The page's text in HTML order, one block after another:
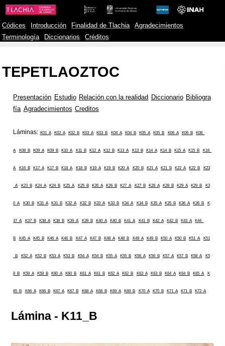
Códices Introducción Finalidad de Tlachia
Agradecimientos
Terminología
Diccionarios Créditos
TEPETLAOZTOC
Presentación Estudio Relación con la realidad Diccionario Bibliogra
fía Agradecimientos Creditos
Láminas: K01_A K02_A K02_B K03_A K03_B K04_A K04_B K05_A K05_B K06_A K06_B K08_
A K08_B K09_A K09_B K10_A K11_B K12_A K12_B K13_A K13_B K14_A K14_B K15_A K15_B K16_
A K16_B K17_A K17_B K18_A K18_B K19_A K19_B K20_A K20_B K21_A K21_B K22_A K22_B K23
_A K23_B K24_A K24_B K25_A K25_B K26_A K26_B K27_A K27_B K28_A K28_B K29_A K29_B K3
0_A K30_B K31_A K31_B K32_A K32_B K33_A K33_B K34_A K34_B K35_A K35_B K36_A K36_B K
37_A K37_B K38_A K38_B K39_A K39_B K40_A K40_B K41_A K41_B K42_A K42_B K43_A K44_
B K45_A K45_B K46_A K46_B K47_A K47_B K48_A K48_B K49_A K49_B K50_A K50_B K51_A K51
_B K52_A K52_B K53_A K53_B K54_A K54_B K55_A K55_B K56_A K56_B K57_A K57_B K58_A K5
8_B K59_A K59_B K60_A K60_B K61_A K61_B K62_A K62_B K63_A K63_B K64_A K64_B K65_A K
65_B K66_A K66_B K67_A K67_B K68_A K68_B K69_A K69_B K70_A K70_B K71_A K71_B K72_A
Lámina - K11_B